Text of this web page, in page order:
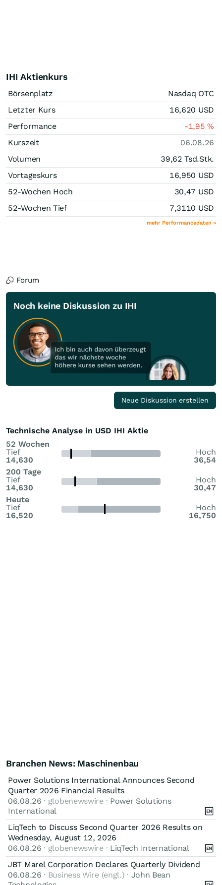
IHI Aktienkurs
Börsenplatz
Nasdaq OTC
Letzter Kurs
16,620 USD
Performance
-1,95%
Kurszeit
06.08.26
Volumen
39,62 Tsd.Stk.
Vortageskurs
16,950 USD
52-Wochen Hoch
30,47 USD
52-Wochen Tief
7,3110 USD
mehr Performancedaten »
Forum
Noch keine Diskussion zu IHI
Neue Diskussion erstellen
Technische Analyse in USD IHI Aktie
52 Wochen
Tief
14,630
Hoch
36,54
200 Tage
Tief
14,630
Hoch
30,47
Heute
Tief
16,520
Hoch
16,750
Branchen News: Maschinenbau
Power Solutions International Announces Second
Quarter 2026 Financial Results
06.08.26 · globenewswire · Power Solutions
International
LiqTech to Discuss Second Quarter 2026 Results on
Wednesday, August 12, 2026
06.08.26 · globenewswire · LiqTech International
JBT Marel Corporation Declares Quarterly Dividend
06.08.26 · Business Wire (engl.) · John Bean